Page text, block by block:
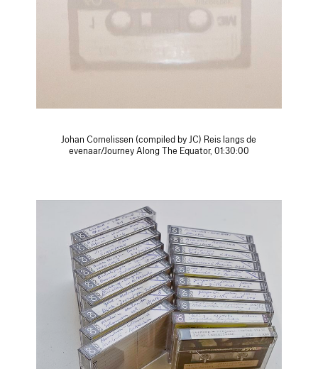
Johan Cornelissen (compiled by JC) Reis langs de
evenaar/Journey Along The Equator, 01:30:00